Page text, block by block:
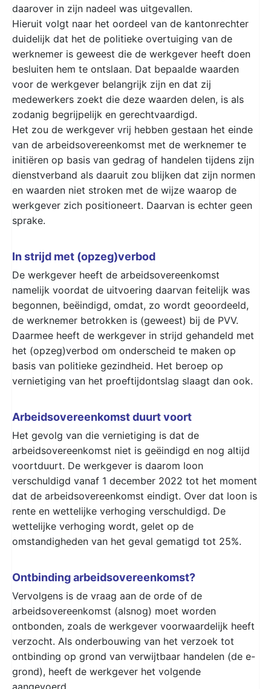
daarover in zijn nadeel was uitgevallen.
Hieruit volgt naar het oordeel van de kantonrechter
duidelijk dat het de politieke overtuiging van de
werknemer is geweest die de werkgever heeft doen
besluiten hem te ontslaan. Dat bepaalde waarden
voor de werkgever belangrijk zijn en dat zij
medewerkers zoekt die deze waarden delen, is als
zodanig begrijpelijk en gerechtvaardigd.
Het zou de werkgever vrij hebben gestaan het einde
van de arbeidsovereenkomst met de werknemer te
initiëren op basis van gedrag of handelen tijdens zijn
dienstverband als daaruit zou blijken dat zijn normen
en waarden niet stroken met de wijze waarop de
werkgever zich positioneert. Daarvan is echter geen
sprake.
In strijd met (opzeg)verbod
De werkgever heeft de arbeidsovereenkomst
namelijk voordat de uitvoering daarvan feitelijk was
begonnen, beëindigd, omdat, zo wordt geoordeeld,
de werknemer betrokken is (geweest) bij de PVV.
Daarmee heeft de werkgever in strijd gehandeld met
het (opzeg)verbod om onderscheid te maken op
basis van politieke gezindheid. Het beroep op
vernietiging van het proeftijdontslag slaagt dan ook.
Arbeidsovereenkomst duurt voort
Het gevolg van die vernietiging is dat de
arbeidsovereenkomst niet is geëindigd en nog altijd
voortduurt. De werkgever is daarom loon
verschuldigd vanaf 1 december 2022 tot het moment
dat de arbeidsovereenkomst eindigt. Over dat loon is
rente en wettelijke verhoging verschuldigd. De
wettelijke verhoging wordt, gelet op de
omstandigheden van het geval gematigd tot 25%.
Ontbinding arbeidsovereenkomst?
Vervolgens is de vraag aan de orde of de
arbeidsovereenkomst (alsnog) moet worden
ontbonden, zoals de werkgever voorwaardelijk heeft
verzocht. Als onderbouwing van het verzoek tot
ontbinding op grond van verwijtbaar handelen (de e-
grond), heeft de werkgever het volgende
aangevoerd.